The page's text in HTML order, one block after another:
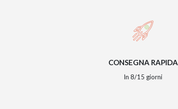
CONSEGNA RAPIDA
In 8/15 giorni